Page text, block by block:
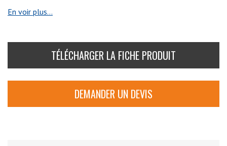
fois
performant
En voir plus...
TÉLÉCHARGER LA FICHE PRODUIT
DEMANDER UN DEVIS